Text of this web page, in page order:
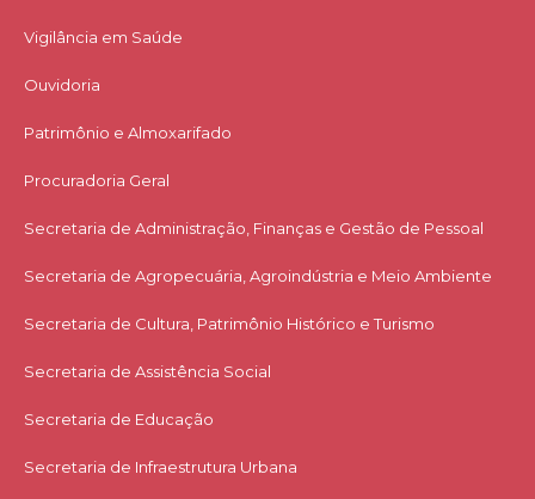
Vigilância em Saúde
Ouvidoria
Patrimônio e Almoxarifado
Procuradoria Geral
Secretaria de Administração, Finanças e Gestão de Pessoal
Secretaria de Agropecuária, Agroindústria e Meio Ambiente
Secretaria de Cultura, Patrimônio Histórico e Turismo
Secretaria de Assistência Social
Secretaria de Educação
Secretaria de Infraestrutura Urbana